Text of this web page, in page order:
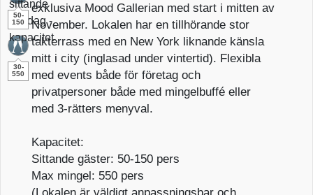
50-
150
30-
550
exklusiva Mood Gallerian med start i mitten av
November. Lokalen har en tillhörande stor
takterrass med en New York liknande känsla
mitt i city (inglasad under vintertid). Flexibla
med events både för företag och
privatpersoner både med mingelbuffé eller
med 3-rätters menyval.
Kapacitet:
Sittande gäster: 50-150 pers
Max mingel: 550 pers